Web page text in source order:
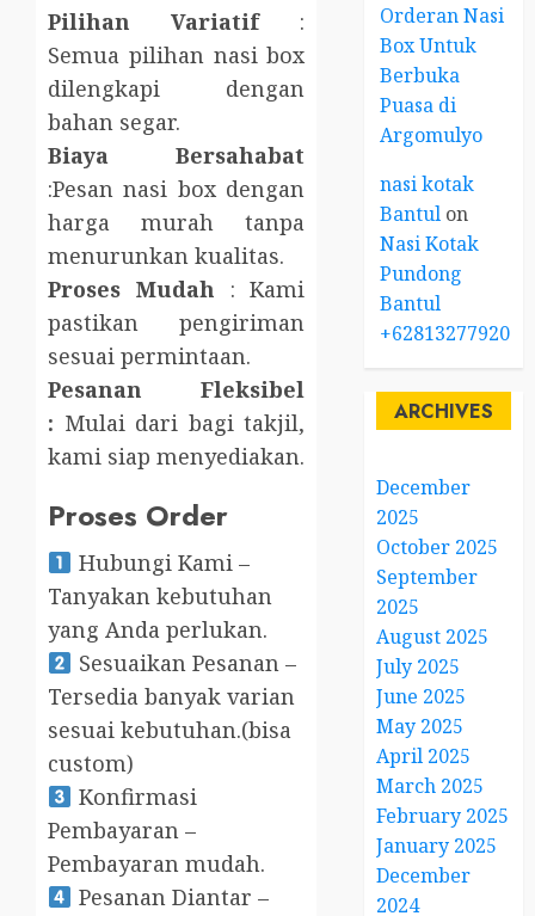
Pilihan Variatif:
Semua pilihan nasi box
dilengkapi dengan
bahan segar.
Biaya Bersahabat
:Pesan nasi box dengan
harga murah tanpa
menurunkan kualitas.
Proses Mudah : Kami
pastikan pengiriman
sesuai permintaan.
Pesanan Fleksibel
: Mulai dari bagi takjil,
kami siap menyediakan.
Proses Order
Hubungi Kami –
Tanyakan kebutuhan
yang Anda perlukan.
Sesuaikan Pesanan –
Tersedia banyak varian
sesuai kebutuhan.(bisa
custom)
Konfirmasi
Pembayaran –
Pembayaran mudah.
Pesanan Diantar –
Orderan Nasi
Box Untuk
Berbuka
Puasa di
Argomulyo
nasi kotak
Bantul on
Nasi Kotak
Pundong
Bantul
+6281327792084
ARCHIVES
December
2025
October 2025
September
2025
August 2025
July 2025
June 2025
May 2025
April 2025
March 2025
February 2025
January 2025
December
2024